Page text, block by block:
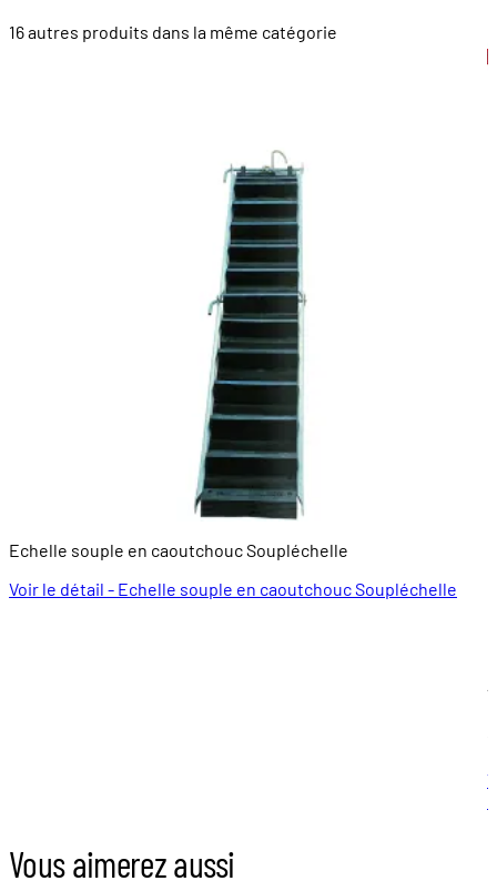
16 autres produits dans la même catégorie
Echelle souple en caoutchouc Soupléchelle
Voir le détail - Echelle souple en caoutchouc Soupléchelle
Vous aimerez aussi